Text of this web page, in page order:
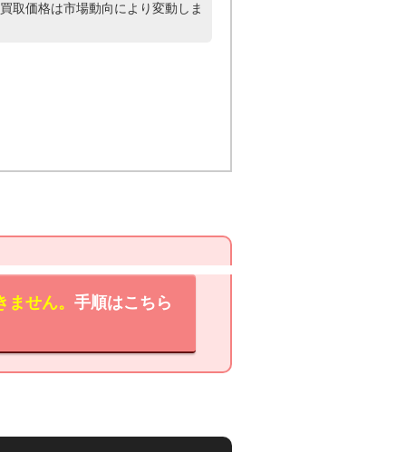
取価格は市場動向により変動しま
せん。 手順はこちら